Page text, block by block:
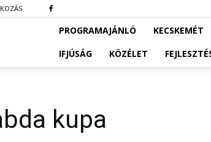
PROGRAMAJÁNLÓ KECSKEMÉT
IFJÚSÁG
KÖZÉLET
kupa